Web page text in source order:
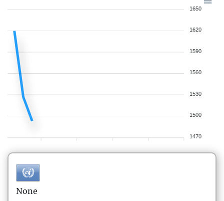
1650
1620
1590
1560
1530
1500
1470
None